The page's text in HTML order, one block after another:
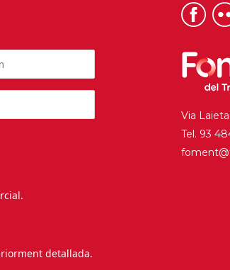
detallada.
Via
Tel. 93